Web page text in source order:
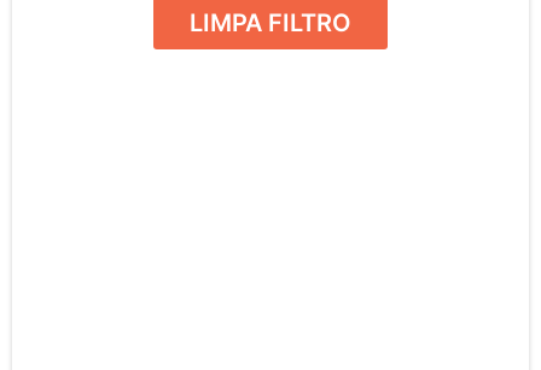
LIMPA FILTRO